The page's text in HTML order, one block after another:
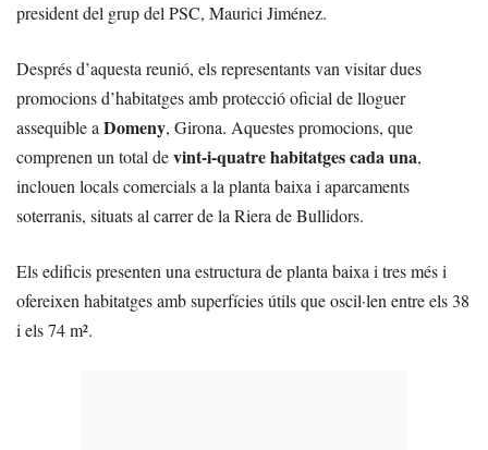
president del grup del PSC, Maurici Jiménez.
Després d’aquesta reunió, els representants van visitar dues
promocions d’habitatges amb protecció oficial de lloguer
assequible a Domeny, Girona. Aquestes promocions, que
comprenen un total devint-i-quatre habitatges cada una,
inclouen locals comercials a la planta baixa i aparcaments
soterranis, situats al carrer de la Riera de Bullidors.
Els edificis presenten una estructura de planta baixa i tres més i
ofereixen habitatges amb superfícies útils que oscil·len entre els 38
i els 74 m².